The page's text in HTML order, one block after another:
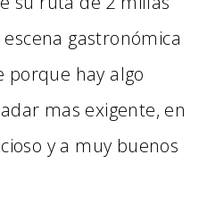
gastronómica
porque hay algo
mas exigente, en
y a muy buenos